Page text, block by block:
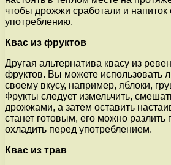
чтобы дрожжи сработали и напиток
употреблению.
Квас из фруктов
Другая альтернатива квасу из
фруктов. Вы можете использовать
своему вкусу, например, яблоки,
Фрукты следует измельчить,
дрожжами, а затем оставить
станет готовым, его можно разлить
охладить перед употреблением.
Квас из трав